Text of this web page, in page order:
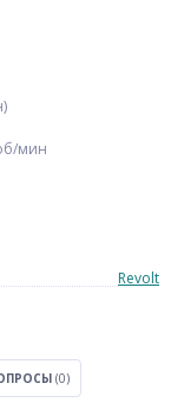
мин
Revolt
(0)